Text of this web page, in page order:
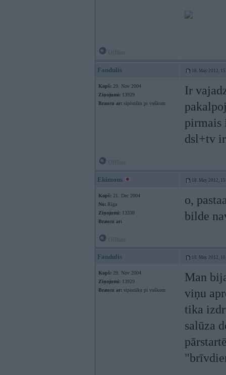
Fandulis 18. May 2012,
Kopš: 29. Nov 2004
Ziņojumi: 13929
Braucu ar: sipisnīku pi vuškom
Ir
pirmais
dsl+tv
Ekimons 18. May 2012,
Kopš: 21. Dec 2004
No: Rīga
Ziņojumi: 13338
Braucu ar:
o,
bilde
Fandulis 18. May 2012,
Kopš: 29. Nov 2004
Ziņojumi: 13929
Braucu ar: sipisnīku pi vuškom
Man
viņu
tika
salūza